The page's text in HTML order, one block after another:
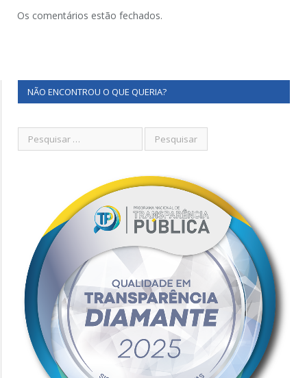
Os comentários estão fechados.
NÃO ENCONTROU O QUE QUERIA?